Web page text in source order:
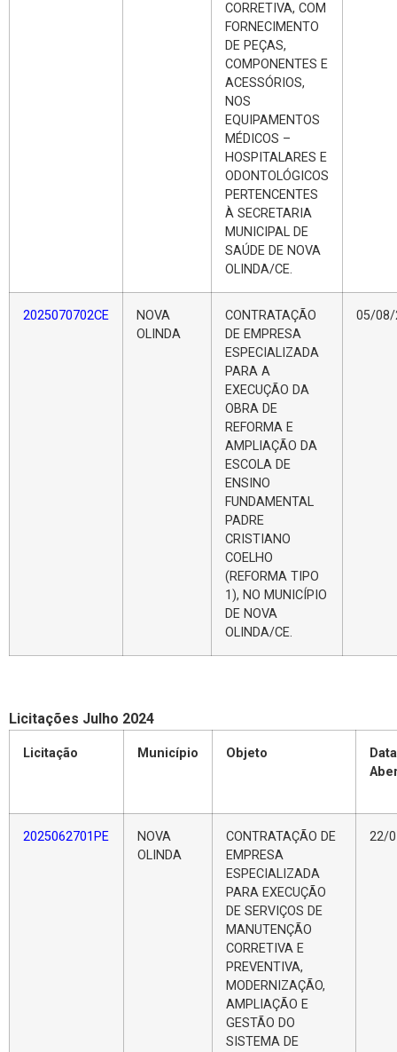
CORRETIVA, COM
FORNECIMENTO
DE PEÇAS,
COMPONENTES E
ACESSÓRIOS,
NOS
EQUIPAMENTOS
MÉDICOS –
HOSPITALARES E
ODONTOLÓGICOS
PERTENCENTES
À SECRETARIA
MUNICIPAL DE
SAÚDE DE NOVA
OLINDA/CE.
2025070702CE
NOVA
OLINDA
CONTRATAÇÃO
DE EMPRESA
ESPECIALIZADA
PARA A
EXECUÇÃO DA
OBRA DE
REFORMA E
AMPLIAÇÃO DA
ESCOLA DE
ENSINO
FUNDAMENTAL
PADRE
CRISTIANO
COELHO
(REFORMA TIPO
1), NO MUNICÍPIO
DE NOVA
OLINDA/CE.
05/08/
Licitações Julho 2024
Licitação Município Objeto
2025062701PE
NOVA
OLINDA
CONTRATAÇÃO DE
EMPRESA
ESPECIALIZADA
PARA EXECUÇÃO
DE SERVIÇOS DE
MANUTENÇÃO
CORRETIVA E
PREVENTIVA,
MODERNIZAÇÃO,
AMPLIAÇÃO E
GESTÃO DO
SISTEMA DE
22/